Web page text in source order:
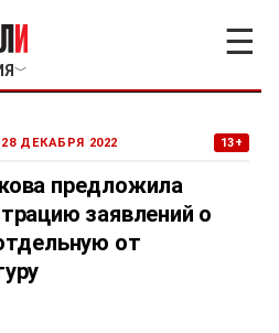
﹀
☰
ДЕКАБРЯ 2022 13+
предложила
заявлений о
от